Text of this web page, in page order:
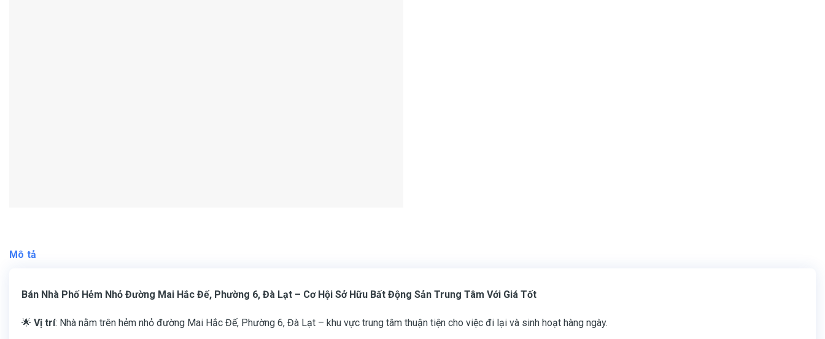
Mô tả
Bán Nhà Phố Hẻm Nhỏ Đường Mai Hắc Đế, Phường 6, Đà Lạt – Cơ Hội Sở Hữu Bất Động Sản Trung Tâm Với Giá Tốt
🌟 Vị trí: Nhà nằm trên hẻm nhỏ đường Mai Hắc Đế, Phường 6, Đà Lạt – khu vực trung tâm thuận tiện cho việc đi lại và sinh hoạt hàng ngày.